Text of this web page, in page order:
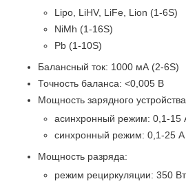
Lipo, LiHV, LiFe, Lion (1-6S)
NiMh (1-16S)
Pb (1-10S)
Балансный ток: 1000 мА (2-6S)
Точность баланса: <0,005 В
Мощность зарядного
асинхронный режим: 0,1-15
синхронный режим: 0,1-25
Мощность разряда:
режим рециркуляции: 350